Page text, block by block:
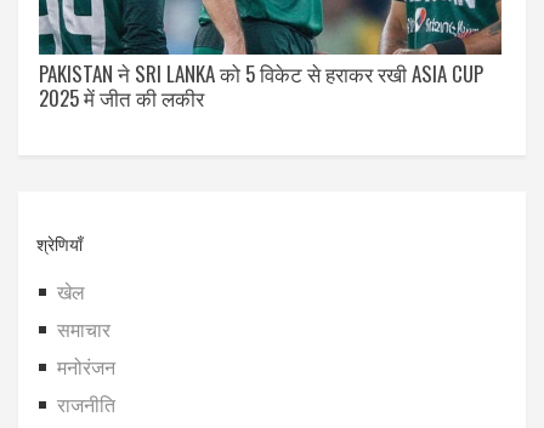
PAKISTAN ने SRI LANKA को 5 विकेट से हराकर रखी ASIA CUP
2025 में जीत की लकीर
श्रेणियाँ
खेल
समाचार
मनोरंजन
राजनीति